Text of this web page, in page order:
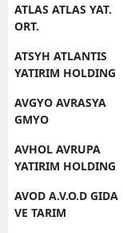
ATLAS ATLAS YAT.
ORT.
ATSYH ATLANTIS
YATIRIM HOLDING
AVGYO AVRASYA
GMYO
AVHOL AVRUPA
YATIRIM HOLDING
AVOD A.V.O.D GIDA
VE TARIM